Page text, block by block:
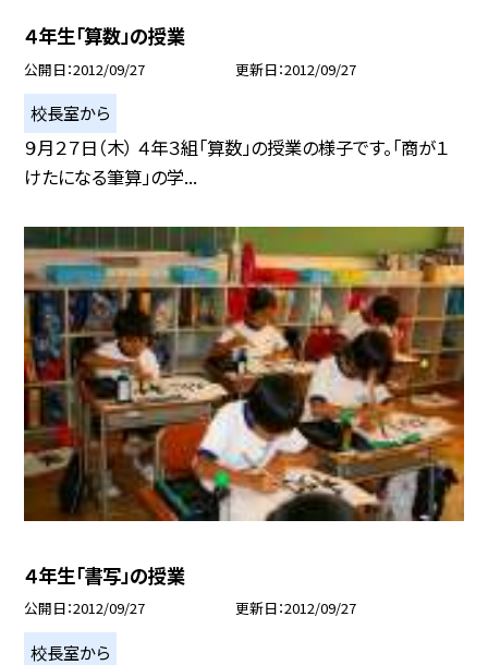
４年生「算数」の授業
公開日 2012/09/27 更新日 2012/09/27
校長室から
９月２７日（木） ４年３組「算数」の授業の様子です。「商が１
けたになる筆算」の学...
４年生「書写」の授業
公開日 2012/09/27 更新日 2012/09/27
校長室から